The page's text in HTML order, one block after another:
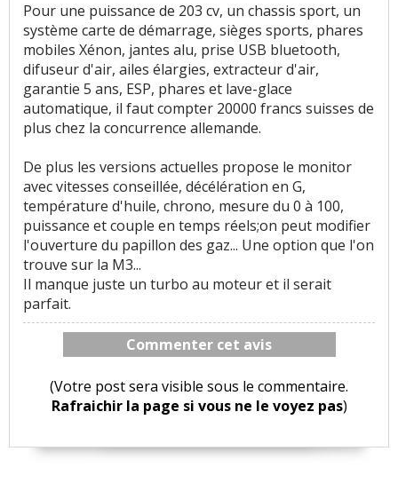
Pour une puissance de 203 cv, un chassis sport, un
système carte de démarrage, sièges sports, phares
mobiles Xénon, jantes alu, prise USB bluetooth,
difuseur d'air, ailes élargies, extracteur d'air,
garantie 5 ans, ESP, phares et lave-glace
automatique, il faut compter 20000 francs suisses de
plus chez la concurrence allemande.
De plus les versions actuelles propose le monitor
avec vitesses conseillée, décélération en G,
température d'huile, chrono, mesure du 0 à 100,
puissance et couple en temps réels;on peut modifier
l'ouverture du papillon des gaz... Une option que l'on
trouve sur la M3...
Il manque juste un turbo au moteur et il serait
parfait.
Commenter cet avis
(Votre post sera visible sous le commentaire.
Rafraichir la page si vous ne le voyez pas)